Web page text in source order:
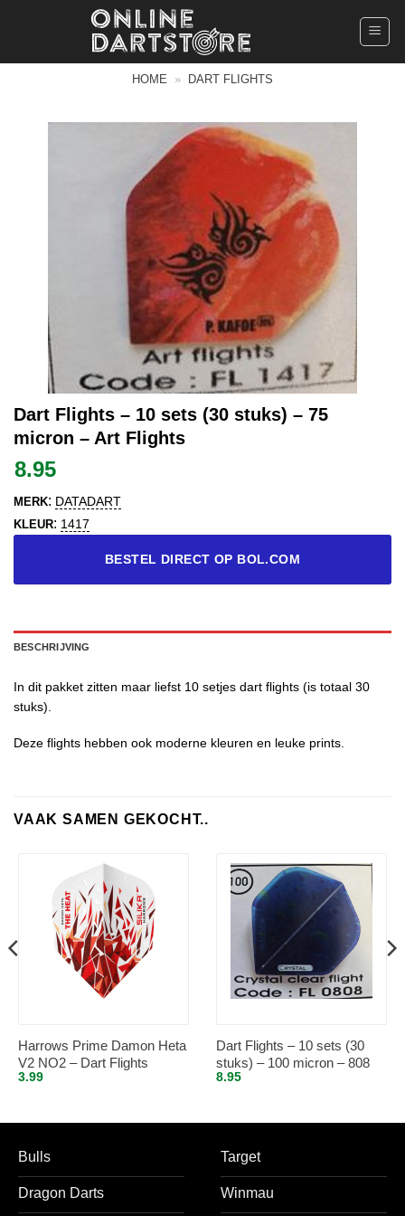
HOME » DART FLIGHTS
Dart Flights – 10 sets (30 stuks) – 75
micron – Art Flights
8.95
MERK: DATADART
KLEUR: 1417
BESTEL DIRECT OP BOL.COM
BESCHRIJVING
In dit pakket zitten maar liefst 10 setjes dart flights (is totaal 30
stuks).
Deze flights hebben ook moderne kleuren en leuke prints.
VAAK SAMEN GEKOCHT..
Harrows Prime Damon Heta
V2 NO2 – Dart Flights
3.99
Dart Flights – 10 sets (30
stuks) – 100 micron – 808
8.95
Bulls
Dragon Darts
Target
Winmau